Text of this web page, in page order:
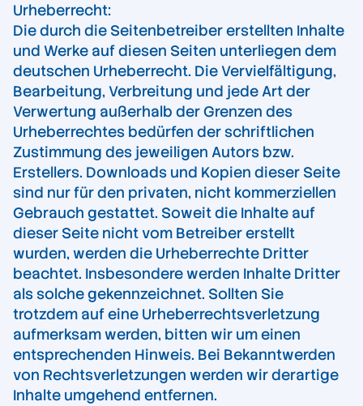
Urheberrecht:
Die durch die Seitenbetreiber erstellten Inhalte
und Werke auf diesen Seiten unterliegen dem
deutschen Urheberrecht. Die Vervielfältigung,
Bearbeitung, Verbreitung und jede Art der
Verwertung außerhalb der Grenzen des
Urheberrechtes bedürfen der schriftlichen
Zustimmung des jeweiligen Autors bzw.
Erstellers. Downloads und Kopien dieser Seite
sind nur für den privaten, nicht kommerziellen
Gebrauch gestattet. Soweit die Inhalte auf
dieser Seite nicht vom Betreiber erstellt
wurden, werden die Urheberrechte Dritter
beachtet. Insbesondere werden Inhalte Dritter
als solche gekennzeichnet. Sollten Sie
trotzdem auf eine Urheberrechtsverletzung
aufmerksam werden, bitten wir um einen
entsprechenden Hinweis. Bei Bekanntwerden
von Rechtsverletzungen werden wir derartige
Inhalte umgehend entfernen.